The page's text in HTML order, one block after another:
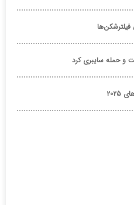
فیلترشکن‌ها
و حمله سایبری کرد